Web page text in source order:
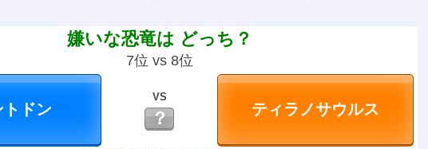
嫌いな恐竜は どっち？
7位 vs 8位
VS
？